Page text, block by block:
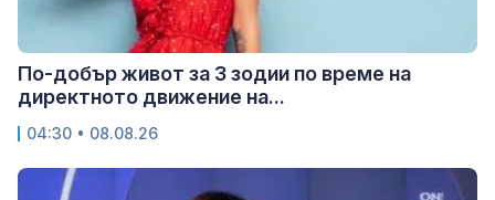
По-добър живот за 3 зодии по време на
директното движение на...
04:30 • 08.08.26